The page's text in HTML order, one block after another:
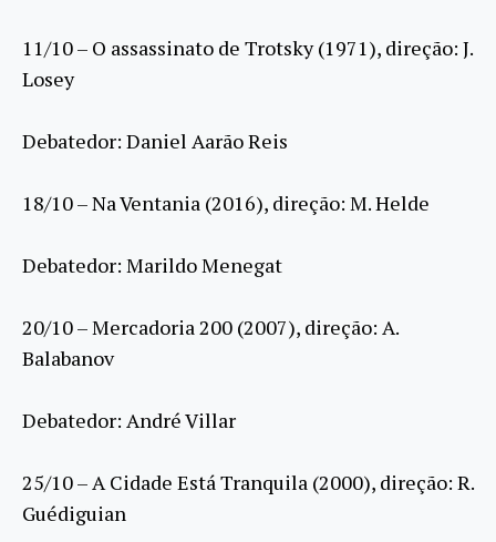
11/10 – O assassinato de Trotsky (1971), direção: J.
Losey
Debatedor: Daniel Aarão Reis
18/10 – Na Ventania (2016), direção: M. Helde
Debatedor: Marildo Menegat
20/10 – Mercadoria 200 (2007), direção: A.
Balabanov
Debatedor: André Villar
25/10 – A Cidade Está Tranquila (2000), direção: R.
Guédiguian